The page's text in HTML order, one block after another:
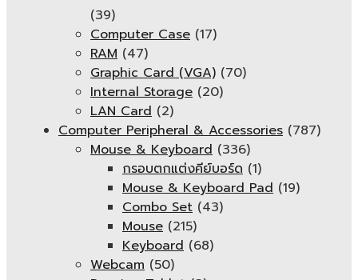
(39)
Computer Case (17)
RAM (47)
Graphic Card (VGA) (70)
Internal Storage (20)
LAN Card (2)
Computer Peripheral & Accessories (787)
Mouse & Keyboard (336)
กรอบตกแต่งคีย์บอร์ด (1)
Mouse & Keyboard Pad (19)
Combo Set (43)
Mouse (215)
Keyboard (68)
Webcam (50)